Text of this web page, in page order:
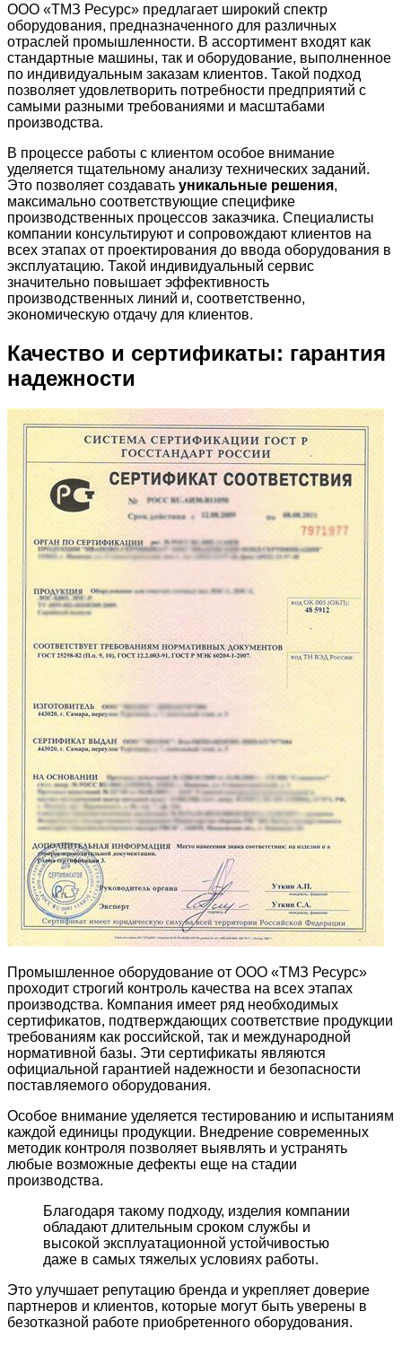
ООО «ТМЗ Ресурс» предлагает широкий спектр
оборудования, предназначенного для различных
отраслей промышленности. В ассортимент входят как
стандартные машины, так и оборудование, выполненное
по индивидуальным заказам клиентов. Такой подход
позволяет удовлетворить потребности предприятий с
самыми разными требованиями и масштабами
производства.
В процессе работы с клиентом особое внимание
уделяется тщательному анализу технических заданий.
Это позволяет создавать уникальные решения,
максимально соответствующие специфике
производственных процессов заказчика. Специалисты
компании консультируют и сопровождают клиентов на
всех этапах от проектирования до ввода оборудования в
эксплуатацию. Такой индивидуальный сервис
значительно повышает эффективность
производственных линий и, соответственно,
экономическую отдачу для клиентов.
Качество и сертификаты: гарантия
надежности
Промышленное оборудование от ООО «ТМЗ Ресурс»
проходит строгий контроль качества на всех этапах
производства. Компания имеет ряд необходимых
сертификатов, подтверждающих соответствие продукции
требованиям как российской, так и международной
нормативной базы. Эти сертификаты являются
официальной гарантией надежности и безопасности
поставляемого оборудования.
Особое внимание уделяется тестированию и испытаниям
каждой единицы продукции. Внедрение современных
методик контроля позволяет выявлять и устранять
любые возможные дефекты еще на стадии
производства.
Благодаря такому подходу, изделия компании
обладают длительным сроком службы и
высокой эксплуатационной устойчивостью
даже в самых тяжелых условиях работы.
Это улучшает репутацию бренда и укрепляет доверие
партнеров и клиентов, которые могут быть уверены в
безотказной работе приобретенного оборудования.